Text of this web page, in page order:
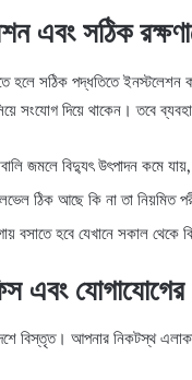
এবং সঠিক
হলে সঠিক পদ্ধতিতে
সংযোগ দিয়ে থাকেন। তবে
জমলে বিদ্যুৎ উৎপাদন কমে
ঠিক আছে কি না তা নিয়মিত
বসাতে হবে যেখানে সকাল থেকে
এবং যোগাযোগের
বিস্তৃত। আপনার নিকটস্থ